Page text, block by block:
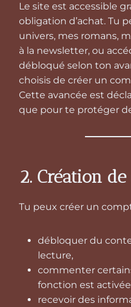
Le site est accessible
obligation d’achat. Tu
univers, mes romans,
à la newsletter, ou
débloqué selon ton
choisis de créer un
Cette avancée est
que pour te protéger
2. Création
Tu peux créer un
débloquer du
lecture,
commenter
fonction est
recevoir des